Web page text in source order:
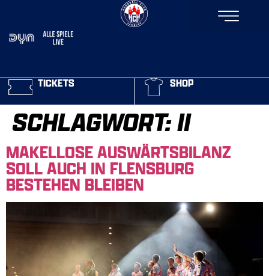
TICKETS SHOP
SCHLAGWORT:II
MAKELLOSE AUSWÄRTSBILANZ
SOLL AUCH IN FLENSBURG
BESTEHEN BLEIBEN